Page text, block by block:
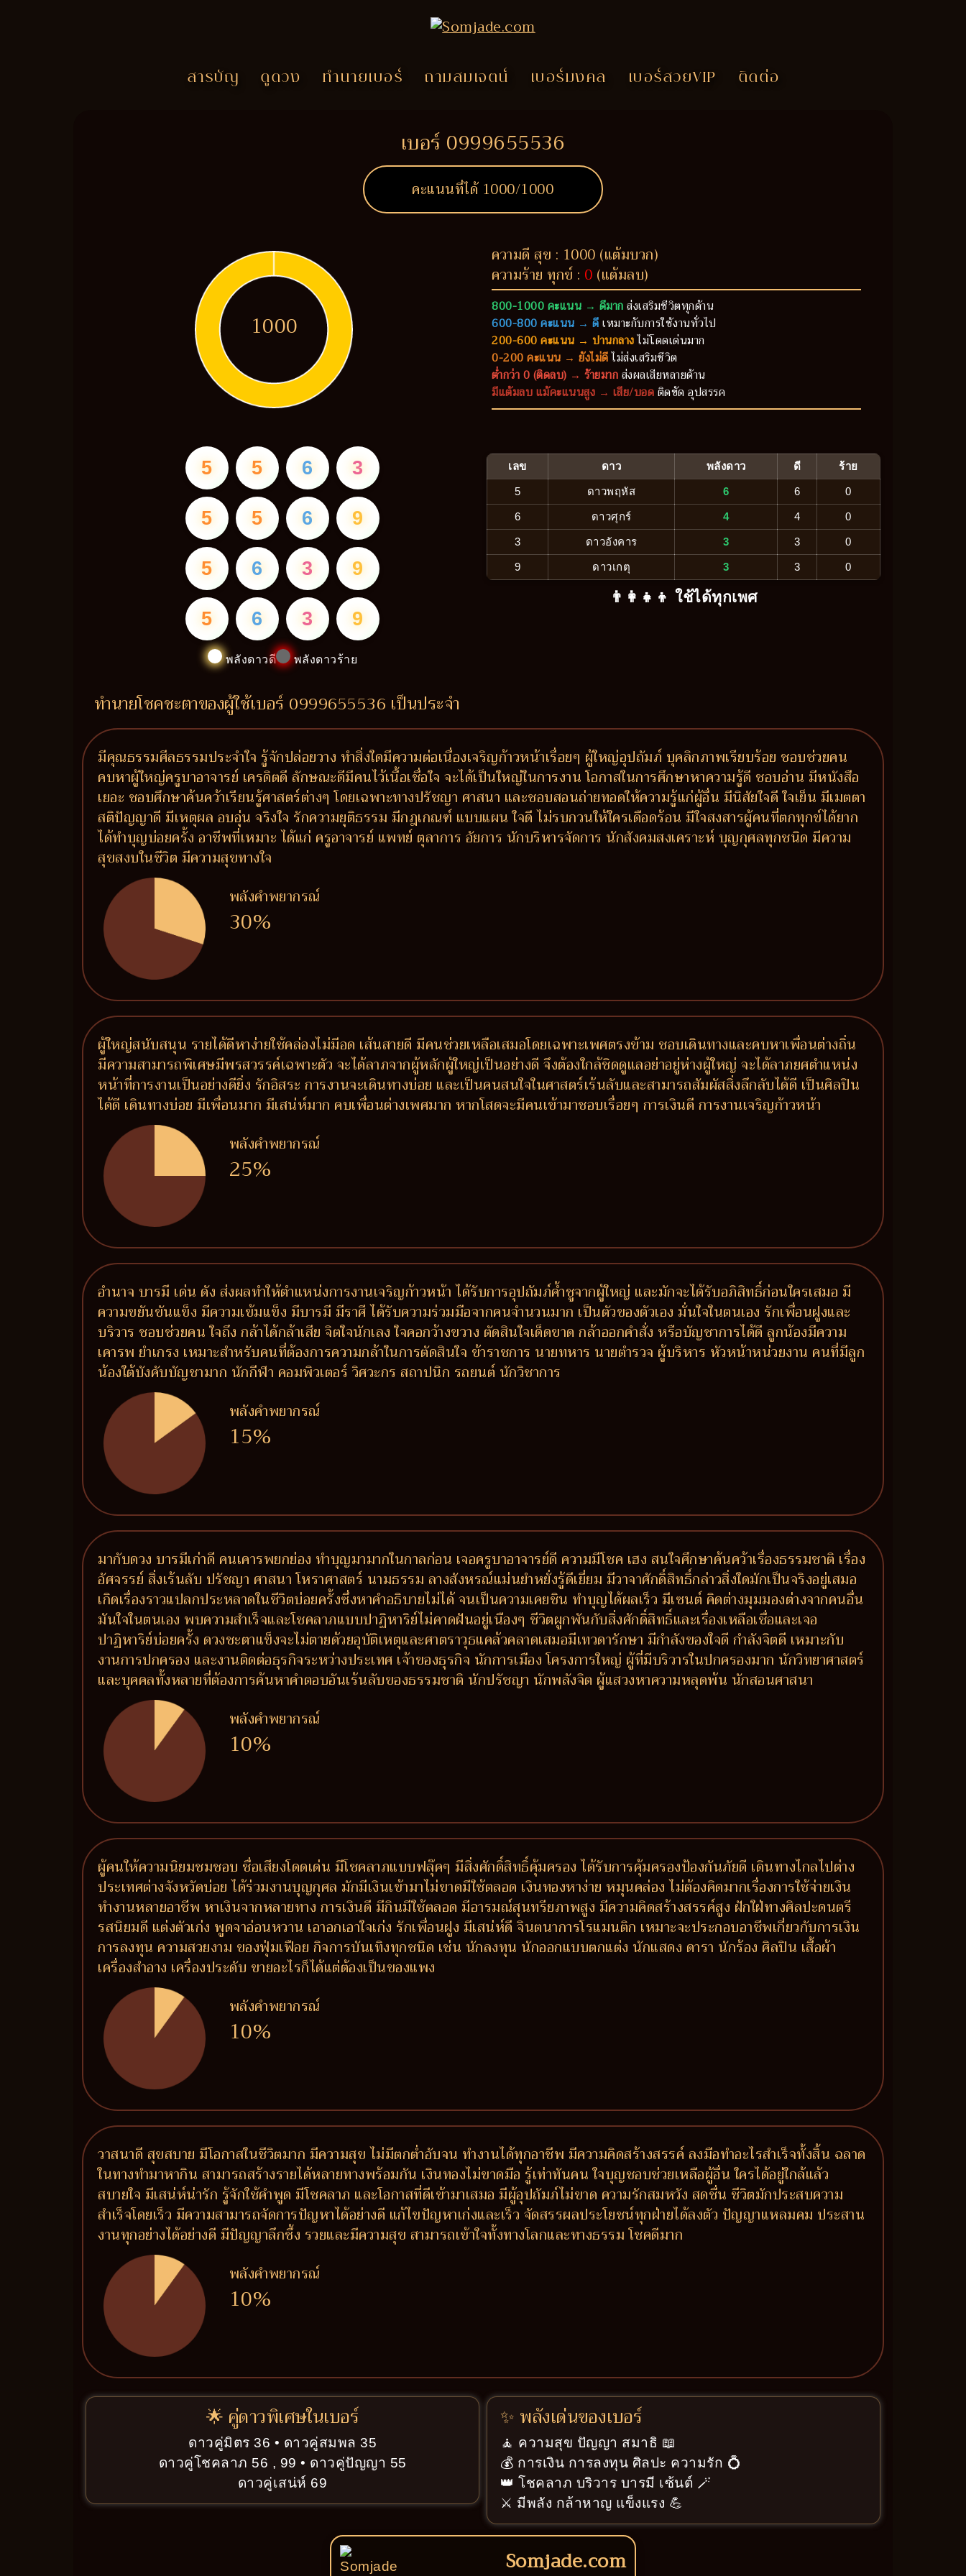
สารบัญ ดูดวง ทำนายเบอร์ ถามสมเจตน์ เบอร์มงคล เบอร์สวยVIP ติดต่อ
เบอร์ 0999655536
คะแนนที่ได้ 1000/1000
1000
ความดี สุข : 1000 (แต้มบวก)
ความร้าย ทุกข์ : 0 (แต้มลบ)
800-1000 คะแนน → ดีมากส่งเสริมชีวิตทุกด้าน
600-800 คะแนน → ดีเหมาะกับการใช้งานทั่วไป
200-600 คะแนน → ปานกลางไม่โดดเด่นมาก
0-200 คะแนน → ยังไม่ดีไม่ส่งเสริมชีวิต
ต่ำกว่า 0 (ติดลบ) → ร้ายมากส่งผลเสียหลายด้าน
มีแต้มลบ แม้คะแนนสูง → เสีย/บอดติดขัด อุปสรรค
5 5 6 3
5 5 6 9
5 6 3 9
5 6 3 9
พลังดาวดี พลังดาวร้าย
เลข ดาว พลังดาว ดี ร้าย
5 ดาวพฤหัส 6 6 0
6 ดาวศุกร์ 4 4 0
3 ดาวอังคาร 3 3 0
9 ดาวเกตุ 3 3 0
👨‍👩‍👧‍👦 ใช้ได้ทุกเพศ
ทำนายโชคชะตาของผู้ใช้เบอร์ 0999655536 เป็นประจำ
มีคุณธรรมศีลธรรมประจำใจ รู้จักปล่อยวาง ทำสิ่งใดมีความต่อเนื่องเจริญก้าวหน้าเรื่อยๆ ผู้ใหญ่อุปถัมภ์ บุคลิกภาพเรียบร้อย ชอบช่วยคน
คบหาผู้ใหญ่ครูบาอาจารย์ เครดิตดี ลักษณะดีมีคนไว้เนื้อเชื่อใจ จะได้เป็นใหญ่ในการงาน โอกาสในการศึกษาหาความรู้ดี ชอบอ่าน มีหนังสือ
เยอะ ชอบศึกษาค้นคว้าเรียนรู้ศาสตร์ต่างๆ โดยเฉพาะทางปรัชญา ศาสนา และชอบสอนถ่ายทอดให้ความรู้แก่ผู้อื่น มีนิสัยใจดี ใจเย็น มีเมตตา
สติปัญญาดี มีเหตุผล อบอุ่น จริงใจ รักความยุติธรรม มีกฎเกณฑ์ แบบแผน ใจดี ไม่รบกวนให้ใครเดือดร้อน มีใจสงสารผู้คนที่ตกทุกข์ได้ยาก
ได้ทำบุญบ่อยครั้ง อาชีพที่เหมาะ ได้แก่ ครูอาจารย์ แพทย์ ตุลาการ อัยการ นักบริหารจัดการ นักสังคมสงเคราะห์ บุญกุศลทุกชนิด มีความ
สุขสงบในชีวิต มีความสุขทางใจ
พลังคำพยากรณ์
30%
ผู้ใหญ่สนับสนุน รายได้ดีหาง่ายใช้คล่องไม่มีอด เส้นสายดี มีคนช่วยเหลือเสมอโดยเฉพาะเพศตรงข้าม ชอบเดินทางและคบหาเพื่อนต่างถิ่น
มีความสามารถพิเศษมีพรสวรรค์เฉพาะตัว จะได้ลาภจากผู้หลักผู้ใหญ่เป็นอย่างดี จึงต้องใกล้ชิดดูแลอย่าอยู่ห่างผู้ใหญ่ จะได้ลาภยศตำแหน่ง
หน้าที่การงานเป็นอย่างดียิ่ง รักอิสระ การงานจะเดินทางบ่อย และเป็นคนสนใจในศาสตร์เร้นลับและสามารถสัมผัสสิ่งลึกลับได้ดี เป็นศิลปิน
ได้ดี เดินทางบ่อย มีเพื่อนมาก มีเสน่ห์มาก คบเพื่อนต่างเพศมาก หากโสดจะมีคนเข้ามาชอบเรื่อยๆ การเงินดี การงานเจริญก้าวหน้า
พลังคำพยากรณ์
25%
อำนาจ บารมี เด่น ดัง ส่งผลทำให้ตำแหน่งการงานเจริญก้าวหน้า ได้รับการอุปถัมภ์ค้ำชูจากผู้ใหญ่ และมักจะได้รับอภิสิทธิ์ก่อนใครเสมอ มี
ความขยันขันแข็ง มีความเข้มแข็ง มีบารมี มีราศี ได้รับความร่วมมือจากคนจำนวนมาก เป็นตัวของตัวเอง มั่นใจในตนเอง รักเพื่อนฝูงและ
บริวาร ชอบช่วยคน ใจถึง กล้าได้กล้าเสีย จิตใจนักเลง ใจคอกว้างขวาง ตัดสินใจเด็ดขาด กล้าออกคำสั่ง หรือบัญชาการได้ดี ลูกน้องมีความ
เคารพ ยำเกรง เหมาะสำหรับคนที่ต้องการความกล้าในการตัดสินใจ ข้าราชการ นายทหาร นายตำรวจ ผู้บริหาร หัวหน้าหน่วยงาน คนที่มีลูก
น้องใต้บังคับบัญชามาก นักกีฬา คอมพิวเตอร์ วิศวะกร สถาปนิก รถยนต์ นักวิชาการ
พลังคำพยากรณ์
15%
มากับดวง บารมีเก่าดี คนเคารพยกย่อง ทำบุญมามากในกาลก่อน เจอครูบาอาจารย์ดี ความมีโชค เฮง สนใจศึกษาค้นคว้าเรื่องธรรมชาติ เรื่อง
อัศจรรย์ สิ่งเร้นลับ ปรัชญา ศาสนา โหราศาสตร์ นามธรรม ลางสังหรณ์แม่นยำหยั่งรู้ดีเยี่ยม มีวาจาศักดิ์สิทธิ์กล่าวสิ่งใดมักเป็นจริงอยู่เสมอ
เกิดเรื่องราวแปลกประหลาดในชีวิตบ่อยครั้งซึ่งหาคำอธิบายไม่ได้ จนเป็นความเคยชิน ทำบุญได้ผลเร็ว มีเซนต์ คิดต่างมุมมองต่างจากคนอื่น
มันใจในตนเอง พบความสำเร็จและโชคลาภแบบปาฏิหาริย์ไม่คาดฝันอยู่เนืองๆ ชีวิตผูกพันกับสิ่งศักดิ์สิทธิ์และเรื่องเหลือเชื่อและเจอ
ปาฏิหาริย์บ่อยครั้ง ดวงชะตาแข็งจะไม่ตายด้วยอุบัติเหตุและศาตราวุธแคล้วคลาดเสมอมีเทวดารักษา มีกำลังของใจดี กำลังจิตดี เหมาะกับ
งานการปกครอง และงานติดต่อธุรกิจระหว่างประเทศ เจ้าของธุรกิจ นักการเมือง โครงการใหญ่ ผู้ที่มีบริวารในปกครองมาก นักวิทยาศาสตร์
และบุคคลทั้งหลายที่ต้องการค้นหาคำตอบอันเร้นลับของธรรมชาติ นักปรัชญา นักพลังจิต ผู้แสวงหาความหลุดพ้น นักสอนศาสนา
พลังคำพยากรณ์
10%
ผู้คนให้ความนิยมชมชอบ ชื่อเสียงโดดเด่น มีโชคลาภแบบฟลุ๊คๆ มีสิ่งศักดิ์สิทธิ์คุ้มครอง ได้รับการคุ้มครองป้องกันภัยดี เดินทางไกลไปต่าง
ประเทศต่างจังหวัดบ่อย ได้ร่วมงานบุญกุศล มักมีเงินเข้ามาไม่ขาดมีใช้ตลอด เงินทองหาง่าย หมุนคล่อง ไม่ต้องคิดมากเรื่องการใช้จ่ายเงิน
ทำงานหลายอาชีพ หาเงินจากหลายทาง การเงินดี มีกินมีใช้ตลอด มีอารมณ์สุนทรียภาพสูง มีความคิดสร้างสรรค์สูง ฝักใฝ่ทางศิลปะดนตรี
รสนิยมดี แต่งตัวเก่ง พูดจาอ่อนหวาน เอาอกเอาใจเก่ง รักเพื่อนฝูง มีเสน่ห์ดี จินตนาการโรแมนติก เหมาะจะประกอบอาชีพเกี่ยวกับการเงิน
การลงทุน ความสวยงาม ของฟุ่มเฟือย กิจการบันเทิงทุกชนิด เช่น นักลงทุน นักออกแบบตกแต่ง นักแสดง ดารา นักร้อง ศิลปิน เสื้อผ้า
เครื่องสำอาง เครื่องประดับ ขายอะไรก็ได้แต่ต้องเป็นของแพง
พลังคำพยากรณ์
10%
วาสนาดี สุขสบาย มีโอกาสในชีวิตมาก มีความสุข ไม่มีตกต่ำอับจน ทำงานได้ทุกอาชีพ มีความคิดสร้างสรรค์ ลงมือทำอะไรสำเร็จทั้งสิ้น ฉลาด
ในทางทำมาหากิน สามารถสร้างรายได้หลายทางพร้อมกัน เงินทองไม่ขาดมือ รู้เท่าทันคน ใจบุญชอบช่วยเหลือผู้อื่น ใครได้อยู่ใกล้แล้ว
สบายใจ มีเสน่ห์น่ารัก รู้จักใช้คำพูด มีโชคลาภ และโอกาสที่ดีเข้ามาเสมอ มีผู้อุปถัมภ์ไม่ขาด ความรักสมหวัง สดชื่น ชีวิตมักประสบความ
สำเร็จโดยเร็ว มีความสามารถจัดการปัญหาได้อย่างดี แก้ไขปัญหาเก่งและเร็ว จัดสรรผลประโยชน์ทุกฝ่ายได้ลงตัว ปัญญาแหลมคม ประสาน
งานทุกอย่างได้อย่างดี มีปัญญาลึกซึ้ง รวยและมีความสุข สามารถเข้าใจทั้งทางโลกและทางธรรม โชคดีมาก
พลังคำพยากรณ์
10%
🌟 คู่ดาวพิเศษในเบอร์
ดาวคู่มิตร 36 • ดาวคู่สมพล 35
ดาวคู่โชคลาภ 56 , 99 • ดาวคู่ปัญญา 55
ดาวคู่เสน่ห์ 69
✨ พลังเด่นของเบอร์
🧘 ความสุข ปัญญา สมาธิ 📖
💰 การเงิน การลงทุน ศิลปะ ความรัก 💍
👑 โชคลาภ บริวาร บารมี เซ้นต์ 🪄
⚔️ มีพลัง กล้าหาญ แข็งแรง 💪
Somjade.com